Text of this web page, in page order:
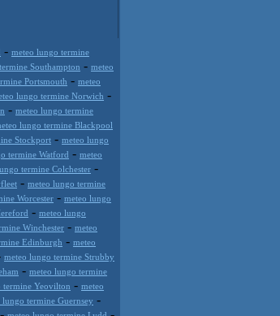
- meteo lungo termine
Southampton - meteo
Portsmouth - meteo
lungo termine Norwich -
- meteo lungo termine
lungo termine Blackpool
Stockport - meteo lungo
termine Watford - meteo
termine Colchester -
- meteo lungo termine
Worcester - meteo lungo
- meteo lungo
Winchester - meteo
Edinburgh - meteo
meteo lungo termine Strubby
- meteo lungo termine
termine Yeovilton - meteo
lungo termine Guernsey -